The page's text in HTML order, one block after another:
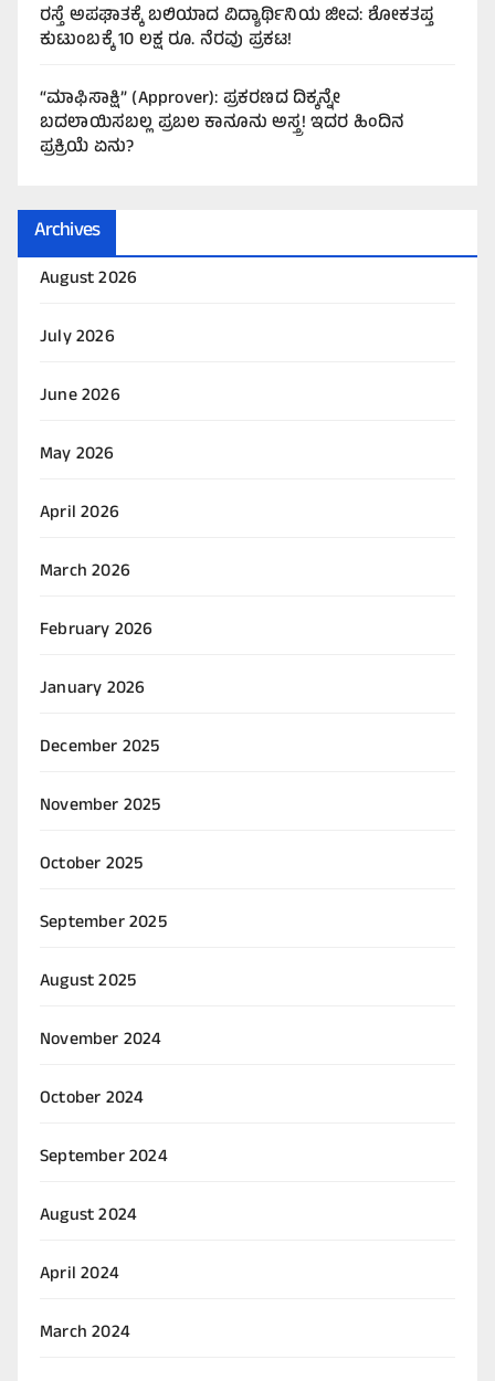
ರಸ್ತೆ ಅಪಘಾತಕ್ಕೆ ಬಲಿಯಾದ ವಿದ್ಯಾರ್ಥಿನಿಯ ಜೀವ: ಶೋಕತಪ್ತ
ಕುಟುಂಬಕ್ಕೆ 10 ಲಕ್ಷ ರೂ. ನೆರವು ಪ್ರಕಟ!
“ಮಾಫಿಸಾಕ್ಷಿ” (Approver): ಪ್ರಕರಣದ ದಿಕ್ಕನ್ನೇ
ಬದಲಾಯಿಸಬಲ್ಲ ಪ್ರಬಲ ಕಾನೂನು ಅಸ್ತ್ರ! ಇದರ ಹಿಂದಿನ
ಪ್ರಕ್ರಿಯೆ ಏನು?
Archives
August 2026
July 2026
June 2026
May 2026
April 2026
March 2026
February 2026
January 2026
December 2025
November 2025
October 2025
September 2025
August 2025
November 2024
October 2024
September 2024
August 2024
April 2024
March 2024